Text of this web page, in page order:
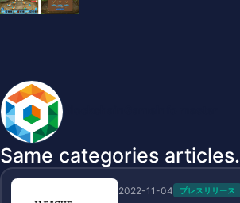
Same categories articles.
2022-11-04 プレスリリース